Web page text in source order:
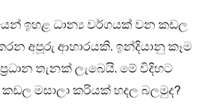
ඉහළ ධාන්‍ය වර්ගයක් වන කඩල
අපූරු ආහාරයකි. ඉන්දියානු කෑම
තැනක් ලැබෙයි. මේ විදිහට
මසාලා කරියක් හදල බලමුද?